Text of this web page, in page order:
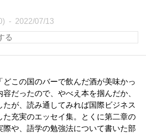
2022/07/13
どこの国のバーで飲んだ酒が美味かっ
容だったので、やべえ本を掴んだか、
たが、読み通してみれば国際ビジネス
た充実のエッセイ集。とくに第二章の
際や、語学の勉強法について書いた部